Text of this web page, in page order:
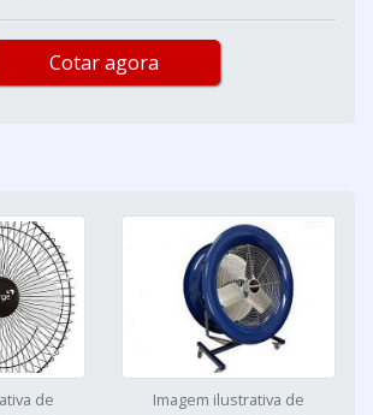
Cotar agora
de
Imagem ilustrativa de